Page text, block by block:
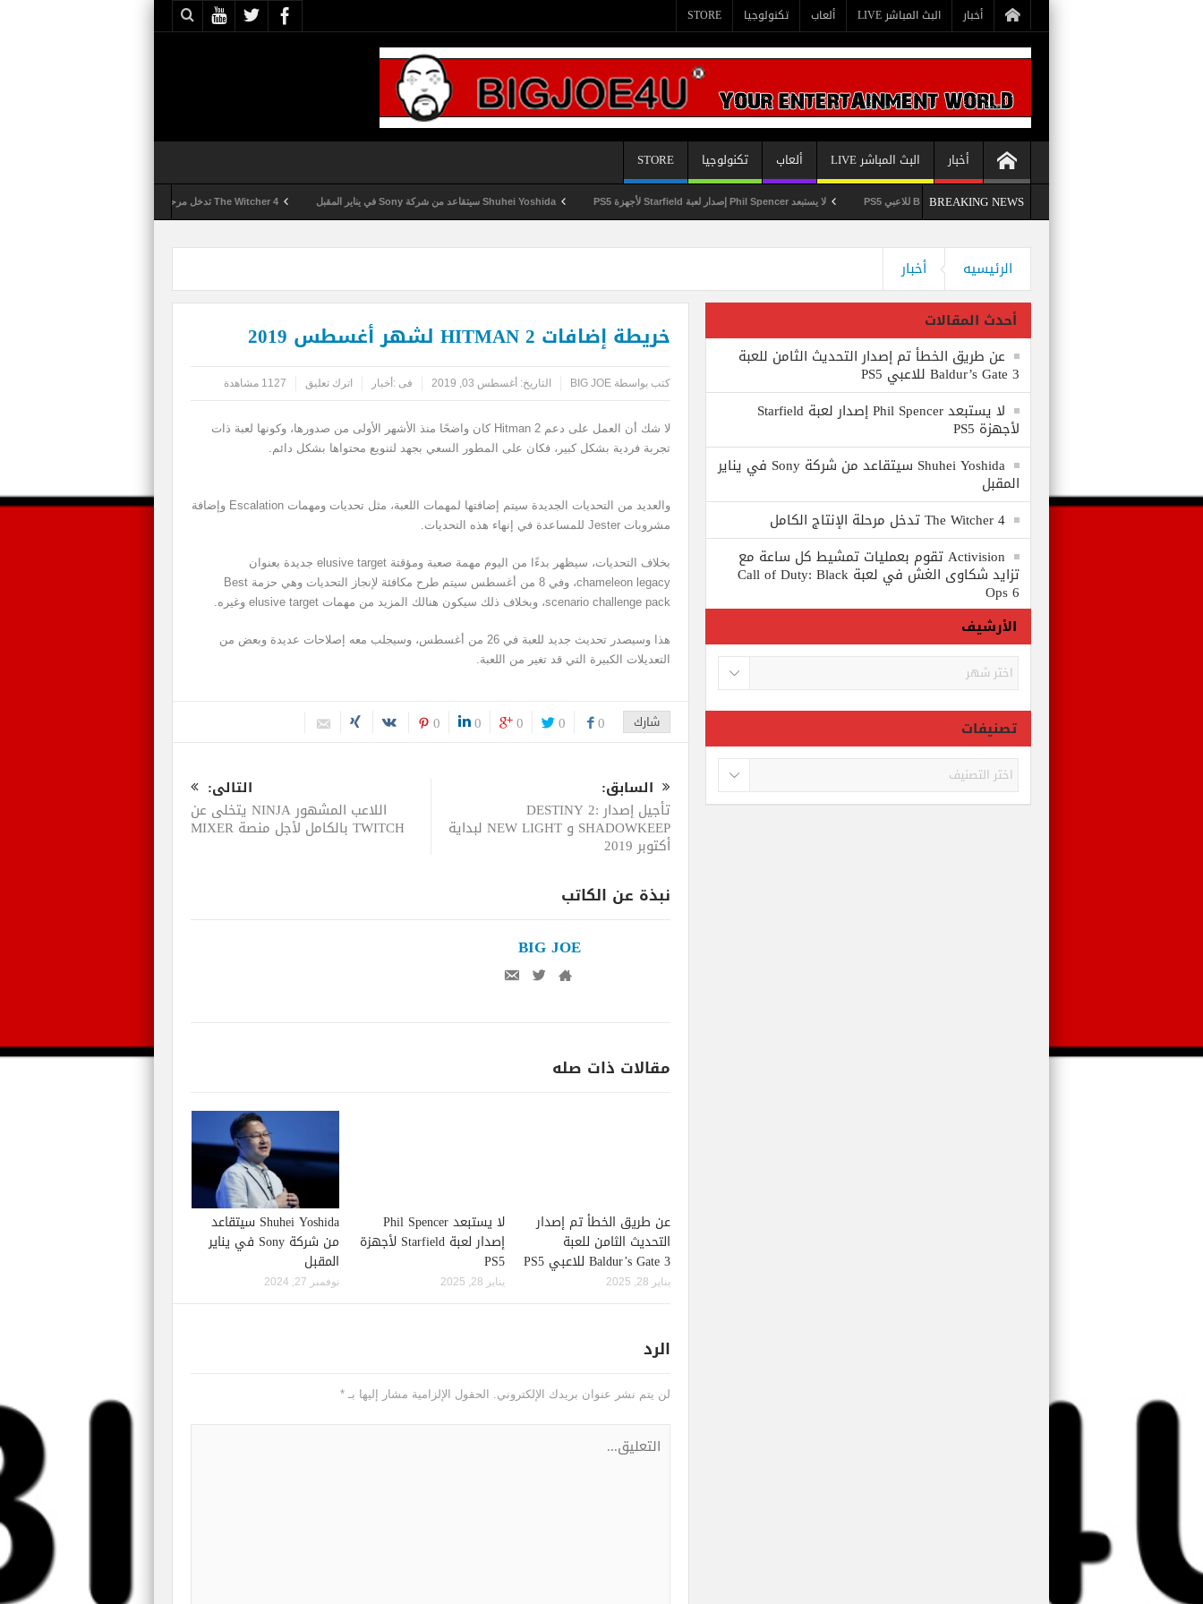
أخبار البث المباشر LIVE ألعاب تكنولوجيا STORE
أخبار البث المباشر LIVE ألعاب تكنولوجيا
STORE
BREAKING NEWSعن طريق الخطأ تم إصدار التحديث الثامن للعبة Baldur’s Gate 3 للاعبي PS5 لا يستبعد Phil Spencer إصدار لعبة Starfield لأجهزة PS5 Shuhei Yoshida سيتقاعد من شركة Sony في يناير المقبل The Witcher 4 تدخل مرحلة الإنتاج الكامل
الرئيسيه أخبار
خريطة إضافات HITMAN 2 لشهر أغسطس 2019
كتب بواسطة BIG JOE التاريخ: أغسطس 03, 2019 فى : أخبار اترك تعليق 1127 مشاهدة
لا شك أن العمل على دعم Hitman 2 كان واضحًا منذ الأشهر الأولى من صدورها، وكونها لعبة ذات
تجربة فردية بشكل كبير، فكان على المطور السعي بجهد لتنويع محتواها بشكل دائم.
والعديد من التحديات الجديدة سيتم إضافتها لمهمات اللعبة، مثل تحديات ومهمات Escalation وإضافة
مشروبات Jester للمساعدة في إنهاء هذه التحديات.
بخلاف التحديات، سيظهر بدءًا من اليوم مهمة صعبة ومؤقتة elusive target جديدة بعنوان
chameleon legacy، وفي 8 من أغسطس سيتم طرح مكافئة لإنجاز التحديات وهي حزمة Best
scenario challenge pack، وبخلاف ذلك سيكون هنالك المزيد من مهمات elusive target وغيره.
هذا وسيصدر تحديث جديد للعبة في 26 من أغسطس، وسيجلب معه إصلاحات عديدة وبعض من
التعديلات الكبيرة التي قد تغير من اللعبة.
شارك 0
0
0
0
0
السابق:
تأجيل إصدار DESTINY 2:
SHADOWKEEP و NEW LIGHT لبداية
أكتوبر 2019
التالى:
اللاعب المشهور NINJA يتخلى عن
TWITCH بالكامل لأجل منصة MIXER
نبذة عن الكاتب
BIG JOE
مقالات ذات صله
عن طريق الخطأ تم إصدار
التحديث الثامن للعبة
Baldur’s Gate 3 للاعبي PS5
يناير 28, 2025
لا يستبعد Phil Spencer
إصدار لعبة Starfield لأجهزة
PS5
يناير 28, 2025
Shuhei Yoshida سيتقاعد
من شركة Sony في يناير
المقبل
نوفمبر 27, 2024
الرد
لن يتم نشر عنوان بريدك الإلكتروني. الحقول الإلزامية مشار إليها بـ *
أحدث المقالات
عن طريق الخطأ تم إصدار التحديث الثامن للعبة
Baldur’s Gate 3 للاعبي PS5
لا يستبعد Phil Spencer إصدار لعبة Starfield
لأجهزة PS5
Shuhei Yoshida سيتقاعد من شركة Sony في يناير
المقبل
The Witcher 4 تدخل مرحلة الإنتاج الكامل
Activision تقوم بعمليات تمشيط كل ساعة مع
تزايد شكاوى الغش في لعبة Call of Duty: Black
Ops 6
الأرشيف
الأرشيف
تصنيفات
تصنيفات